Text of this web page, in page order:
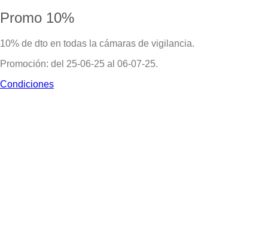
Promo 10%
10% de dto en todas la cámaras de vigilancia.
Promoción: del 25-06-25 al 06-07-25.
Condiciones